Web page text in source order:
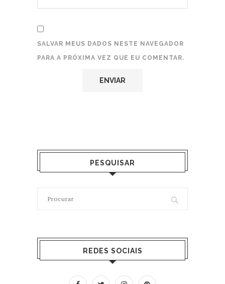
SALVAR MEUS DADOS NESTE NAVEGADOR
PARA A PRÓXIMA VEZ QUE EU COMENTAR.
PESQUISAR
REDES SOCIAIS